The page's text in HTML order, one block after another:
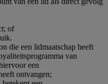
of
die een lidmaatschap heeft
van
een
ontvangen;